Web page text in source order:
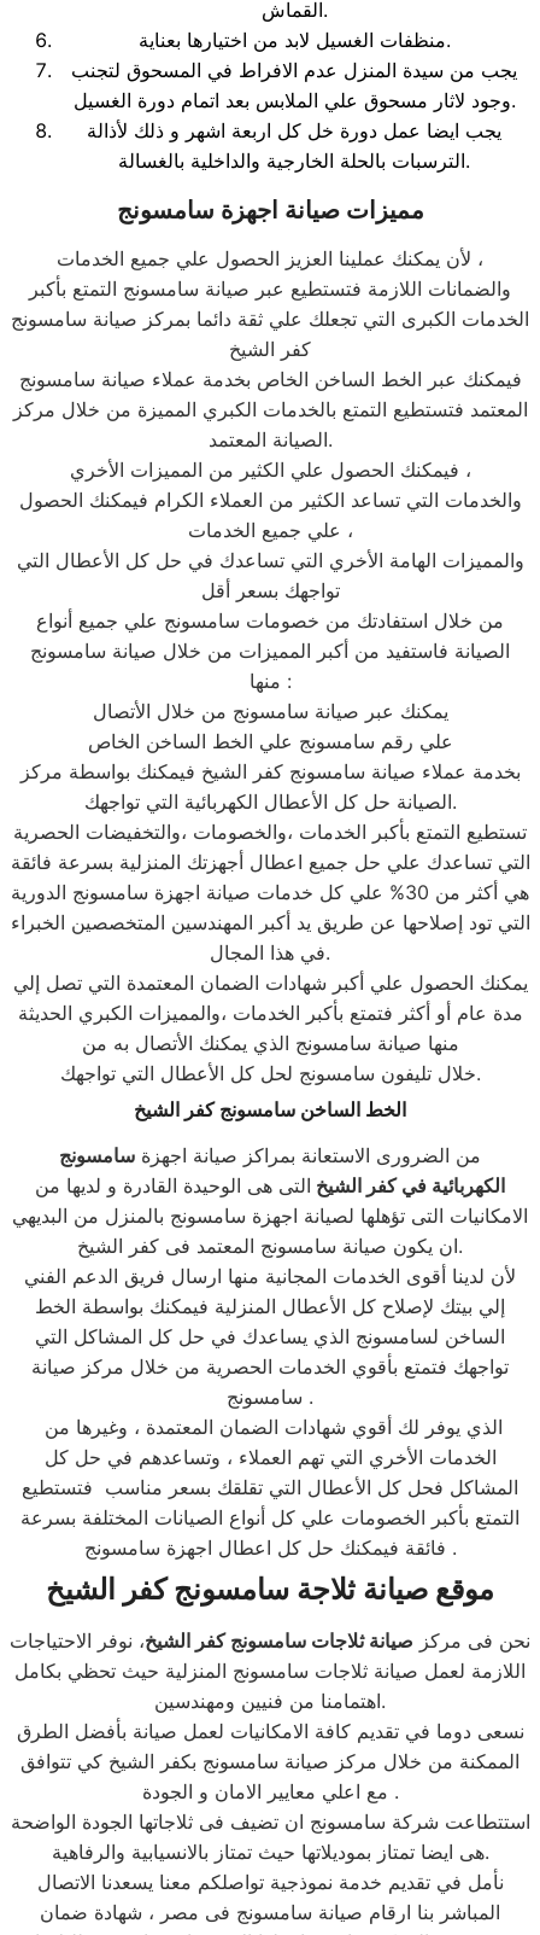
القماش.
منظفات الغسيل لابد من اختيارها بعناية.
يجب من سيدة المنزل عدم الافراط في المسحوق لتجنب
وجود لاثار مسحوق علي الملابس بعد اتمام دورة الغسيل.
يجب ايضا عمل دورة خل كل اربعة اشهر و ذلك لأذالة
الترسبات بالحلة الخارجية والداخلية بالغسالة.
مميزات صيانة اجهزة سامسونج
لأن يمكنك عملينا العزيز الحصول علي جميع الخدمات ،
والضمانات اللازمة فتستطيع عبر صيانة سامسونج التمتع بأكبر
الخدمات الكبرى التي تجعلك علي ثقة دائما بمركز صيانة سامسونج
كفر الشيخ
فيمكنك عبر الخط الساخن الخاص بخدمة عملاء صيانة سامسونج
المعتمد فتستطيع التمتع بالخدمات الكبري المميزة من خلال مركز
الصيانة المعتمد.
فيمكنك الحصول علي الكثير من المميزات الأخري ،
والخدمات التي تساعد الكثير من العملاء الكرام فيمكنك الحصول
علي جميع الخدمات ،
والمميزات الهامة الأخري التي تساعدك في حل كل الأعطال التي
تواجهك بسعر أقل
من خلال استفادتك من خصومات سامسونج علي جميع أنواع
الصيانة فاستفيد من أكبر المميزات من خلال صيانة سامسونج
منها :
يمكنك عبر صيانة سامسونج من خلال الأتصال
علي رقم سامسونج علي الخط الساخن الخاص
بخدمة عملاء صيانة سامسونج كفر الشيخ فيمكنك بواسطة مركز
الصيانة حل كل الأعطال الكهربائية التي تواجهك.
تستطيع التمتع بأكبر الخدمات ،والخصومات ،والتخفيضات الحصرية
التي تساعدك علي حل جميع اعطال أجهزتك المنزلية بسرعة فائقة
هي أكثر من 30% علي كل خدمات صيانة اجهزة سامسونج الدورية
التي تود إصلاحها عن طريق يد أكبر المهندسين المتخصصين الخبراء
في هذا المجال.
يمكنك الحصول علي أكبر شهادات الضمان المعتمدة التي تصل إلي
مدة عام أو أكثر فتمتع بأكبر الخدمات ،والمميزات الكبري الحديثة
منها صيانة سامسونج الذي يمكنك الأتصال به من
خلال تليفون سامسونج لحل كل الأعطال التي تواجهك.
الخط الساخن سامسونج كفر الشيخ
من الضرورى الاستعانة بمراكز صيانة اجهزة سامسونج
الكهربائية في كفر الشيخ التى هى الوحيدة القادرة و لديها من
الامكانيات التى تؤهلها لصيانة اجهزة سامسونج بالمنزل من البديهي
ان يكون صيانة سامسونج المعتمد فى كفر الشيخ.
لأن لدينا أقوى الخدمات المجانية منها ارسال فريق الدعم الفني
إلي بيتك لإصلاح كل الأعطال المنزلية فيمكنك بواسطة الخط
الساخن لسامسونج الذي يساعدك في حل كل المشاكل التي
تواجهك فتمتع بأقوي الخدمات الحصرية من خلال مركز صيانة
سامسونج .
الخدمات الأخري التي تهم العملاء ، وتساعدهم في حل كل
المشاكل فحل كل الأعطال التي تقلقك بسعر مناسب فتستطيع
التمتع بأكبر الخصومات علي كل أنواع الصيانات المختلفة بسرعة
فائقة فيمكنك حل كل اعطال اجهزة سامسونج .
موقع صيانة ثلاجة سامسونج كفر الشيخ
نحن فى مركز صيانة ثلاجات سامسونج كفر الشيخ، نوفر الاحتياجات
اللازمة لعمل صيانة ثلاجات سامسونج المنزلية حيث تحظي بكامل
اهتمامنا من فنيين ومهندسين.
نسعى دوما في تقديم كافة الامكانيات لعمل صيانة بأفضل الطرق
الممكنة من خلال مركز صيانة سامسونج بكفر الشيخ كي تتوافق
مع اعلي معايير الامان و الجودة .
استتطاعت شركة سامسونج ان تضيف فى ثلاجاتها الجودة الواضحة
هى ايضا تمتاز بموديلاتها حيث تمتاز بالانسيابية والرفاهية.
نأمل في تقديم خدمة نموذجية تواصلكم معنا يسعدنا الاتصال
المباشر بنا ارقام صيانة سامسونج فى مصر ، شهادة ضمان